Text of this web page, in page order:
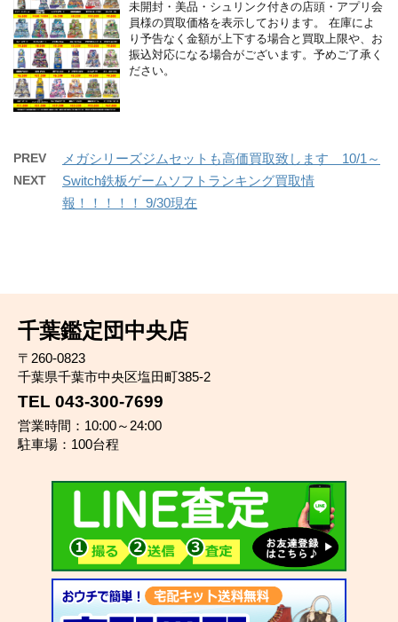
未開封・美品・シュリンク付きの店頭・アプリ会
員様の買取価格を表示しております。 在庫によ
り予告なく金額が上下する場合と買取上限や、お
振込対応になる場合がございます。予めご了承く
ださい。
PREV メガシリーズジムセットも高価買取致します 10/1～
NEXT
Switch鉄板ゲームソフトランキング買取情
報！！！！！ 9/30現在
千葉鑑定団中央店
〒260-0823
千葉県千葉市中央区塩田町385-2
TEL 043-300-7699
営業時間：10:00～24:00
駐車場：100台程